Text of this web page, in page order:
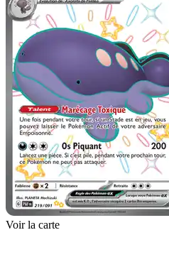
Voir la carte